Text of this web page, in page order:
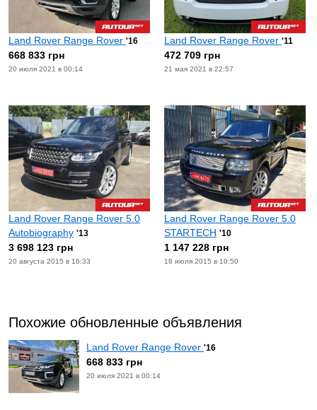
Land Rover Range Rover '16
668 833 грн
20 июля 2021 в 00:14
Land Rover Range Rover '11
472 709 грн
21 мая 2021 в 22:57
Land Rover Range Rover 5.0
Autobiography '13
3 698 123 грн
20 августа 2015 в 16:33
Land Rover Range Rover 5.0
STARTECH '10
1 147 228 грн
18 июля 2015 в 10:50
Похожие обновленные объявления
Land Rover Range Rover '16
668 833 грн
20 июля 2021 в 00:14